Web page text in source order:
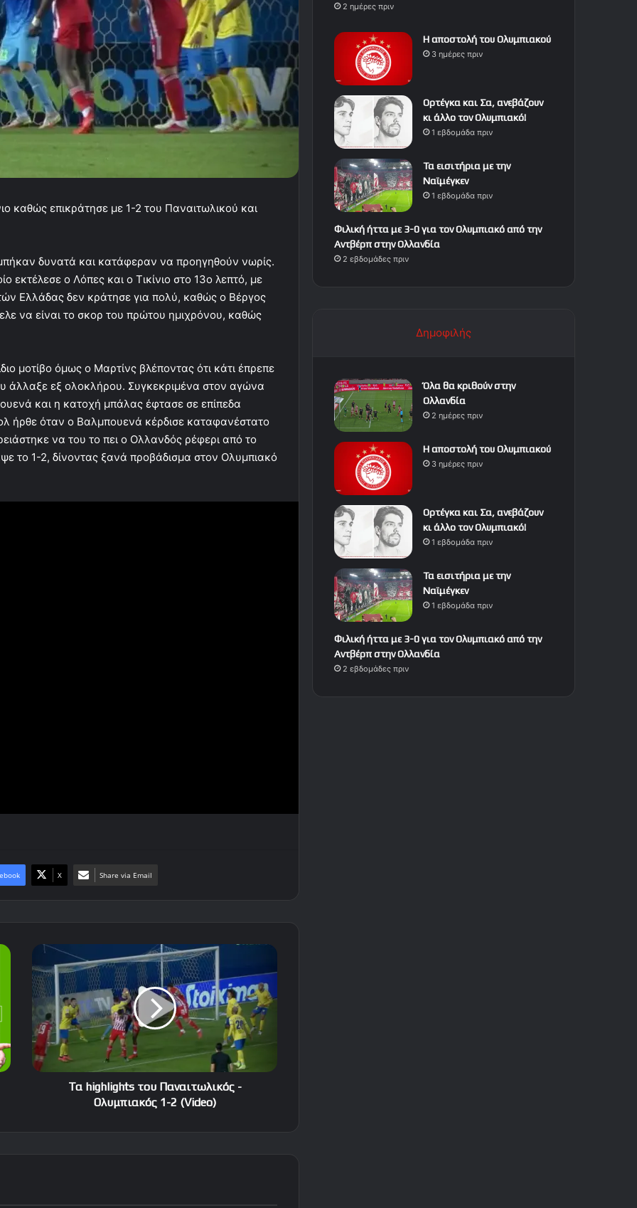
καθώς επικράτησε με 1-2 του Παναιτωλικού και
δυνατά και κατάφεραν να προηγηθούν νωρίς.
εκτέλεσε ο Λόπες και ο Τικίνιο στο 13ο λεπτό, με
Ελλάδας δεν κράτησε για πολύ, καθώς ο Βέργος
να είναι το σκορ του πρώτου ημιχρόνου, καθώς
μοτίβο όμως ο Μαρτίνς βλέποντας ότι κάτι έπρεπε
άλλαξε εξ ολοκλήρου. Συγκεκριμένα στον αγώνα
και η κατοχή μπάλας έφτασε σε επίπεδα
ήρθε όταν ο Βαλμπουενά κέρδισε καταφανέστατο
να του το πει ο Ολλανδός ρέφερι από το
το 1-2, δίνοντας ξανά προβάδισμα στον Ολυμπιακό
X Share via Email
Τα
highlights
του
Παναιτωλικός
-
Ολυμπιακός
1-
2
(Video)
Τα highlights του Παναιτωλικός -
Ολυμπιακός 1-2 (Video)
2 ημέρες πριν
Η αποστολή του Ολυμπιακού
3 ημέρες πριν
Ορτέγκα και Σα, ανεβάζουν
κι άλλο τον Ολυμπιακό!
1 εβδομάδα πριν
Τα εισιτήρια με την
Ναϊμέγκεν
1 εβδομάδα πριν
Φιλική ήττα με 3-0 για τον Ολυμπιακό από την
Αντβέρπ στην Ολλανδία
2 εβδομάδες πριν
Δημοφιλής
Όλα θα κριθούν στην
Ολλανδία
2 ημέρες πριν
Η αποστολή του Ολυμπιακού
3 ημέρες πριν
Ορτέγκα και Σα, ανεβάζουν
κι άλλο τον Ολυμπιακό!
1 εβδομάδα πριν
Τα εισιτήρια με την
Ναϊμέγκεν
1 εβδομάδα πριν
Φιλική ήττα με 3-0 για τον Ολυμπιακό από την
Αντβέρπ στην Ολλανδία
2 εβδομάδες πριν